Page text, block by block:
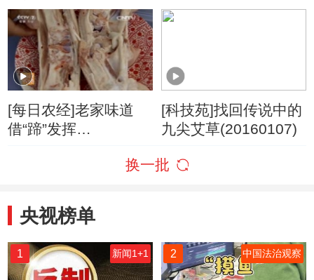
姻往事·元帝师八思巴
20161201
[每日农经]老家味道
借“蹄”发挥
[科技苑]找回传说中的
九尖艾草(20160107)
换一批
央视榜单
1 新闻1+1 2 中国法治观察